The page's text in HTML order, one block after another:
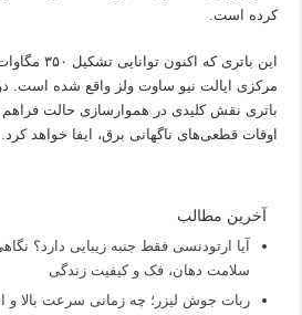
کرده است.
این باتری که
مرکزی ایالت نیو ساوت ولز واقع شده است.
باتری نقش کلیدی در هموارسازی حالت فراهم
اوقات قطعی‌های ناگهانی برق، ایفا خواهد کرد.
آخرین مطالب
آیا ارتودنسی فقط جنبه زیبایی دارد؟
سلامت دهان، فک و کیفیت زندگی
ربات جوش لیزر؛ چه زمانی سرعت بالا و